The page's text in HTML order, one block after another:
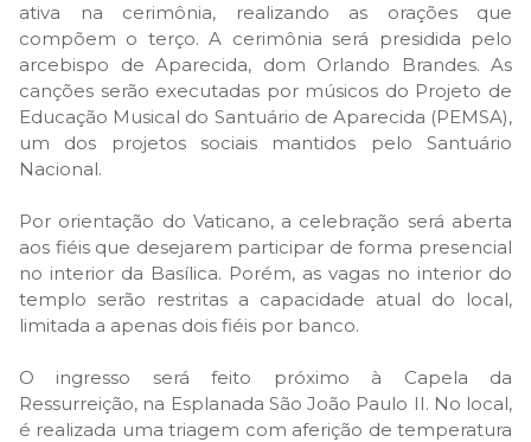
ativa na cerimônia, realizando as orações que
compõem o terço. A cerimônia será presidida pelo
arcebispo de Aparecida, dom Orlando Brandes. As
canções serão executadas por músicos do Projeto de
Educação Musical do Santuário de Aparecida (PEMSA),
um dos projetos sociais mantidos pelo Santuário
Nacional.
Por orientação do Vaticano, a celebração será aberta
aos fiéis que desejarem participar de forma presencial
no interior da Basílica. Porém, as vagas no interior do
templo serão restritas a capacidade atual do local,
limitada a apenas dois fiéis por banco.
O ingresso será feito próximo à Capela da
Ressurreição, na Esplanada São João Paulo II. No local,
é realizada uma triagem com aferição de temperatura